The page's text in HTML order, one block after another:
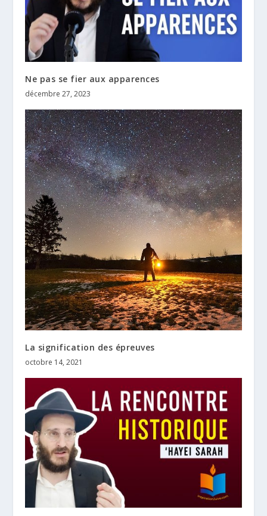
Ne pas se fier aux apparences
décembre 27, 2023
La signification des épreuves
octobre 14, 2021